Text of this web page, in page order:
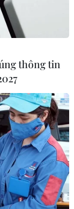
thông tin